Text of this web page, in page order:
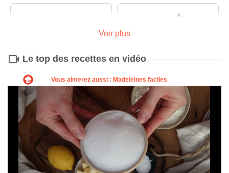
Acheter Acheter
Éplucheur
Acheter
Spatule
Acheter
Voir plus
Le top des recettes en vidéo